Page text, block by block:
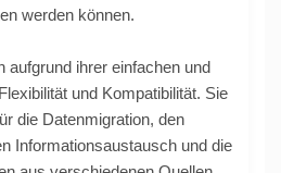
werden können.
aufgrund ihrer einfachen und
und Kompatibilität. Sie
die Datenmigration, den
Informationsaustausch und die